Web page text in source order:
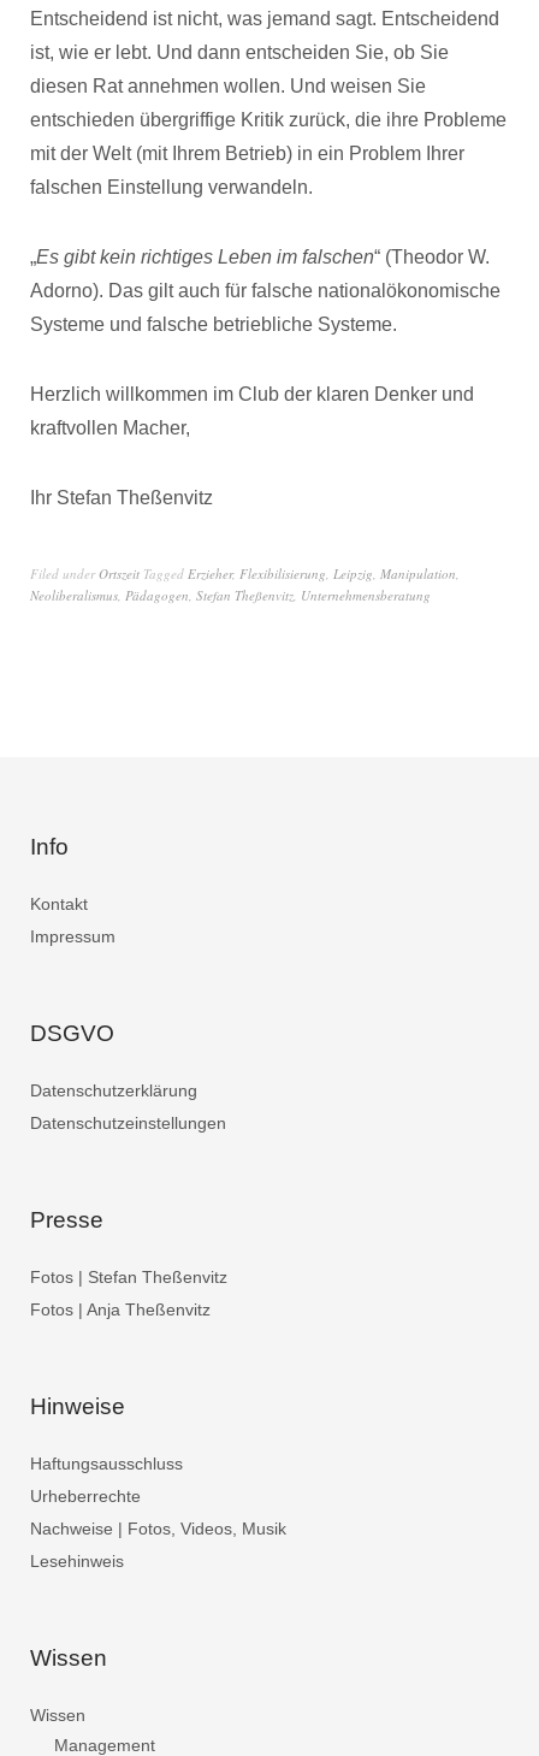
Entscheidend ist nicht, was jemand sagt. Entscheidend
ist, wie er lebt. Und dann entscheiden Sie, ob Sie
diesen Rat annehmen wollen. Und weisen Sie
entschieden übergriffige Kritik zurück, die ihre Probleme
mit der Welt (mit Ihrem Betrieb) in ein Problem Ihrer
falschen Einstellung verwandeln.
„Es gibt kein richtiges Leben im falschen“ (Theodor W.
Adorno). Das gilt auch für falsche nationalökonomische
Systeme und falsche betriebliche Systeme.
Herzlich willkommen im Club der klaren Denker und
kraftvollen Macher,
Ihr Stefan Theßenvitz
Filed underOrtszeit Tagged Erzieher, Flexibilisierung, Leipzig, Manipulation,
Neoliberalismus, Pädagogen, Stefan Theßenvitz, Unternehmensberatung
Info
Kontakt
Impressum
DSGVO
Datenschutzerklärung
Datenschutzeinstellungen
Presse
Fotos | Stefan Theßenvitz
Fotos | Anja Theßenvitz
Hinweise
Haftungsausschluss
Urheberrechte
Nachweise | Fotos, Videos, Musik
Lesehinweis
Wissen
Wissen
Management